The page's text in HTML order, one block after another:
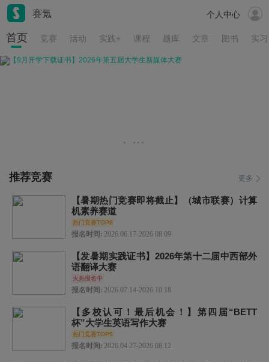
赛氪 个人中心
首页 竞赛 活动 实践+ 课程 题库 文章 图书 实习
推荐竞赛 更多
【暑期热门竞赛即将截止】（城市联赛）计算
机素养赛道
热门竞赛TOP8
报名时间: 2026.06.17-2026.08.09
【发暑期实践证书】2026年第十二届中西部外
语翻译大赛
火热报名中
报名时间: 2026.07.14-2026.10.18
【多校认可！最后机会！】第四届“BETT
杯”大学生英语写作大赛
热门竞赛TOP5
报名时间: 2026.04.27-2026.08.12